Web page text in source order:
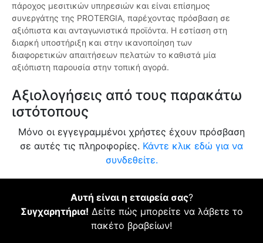
πάροχος μεσιτικών υπηρεσιών και είναι επίσημος
συνεργάτης της PROTERGIA, παρέχοντας πρόσβαση σε
αξιόπιστα και ανταγωνιστικά προϊόντα. Η εστίαση στη
διαρκή υποστήριξη και στην ικανοποίηση των
διαφορετικών απαιτήσεων πελατών το καθιστά μία
αξιόπιστη παρουσία στην τοπική αγορά.
Αξιολογήσεις από τους παρακάτω
ιστότοπους
Μόνο οι εγγεγραμμένοι χρήστες έχουν πρόσβαση
σε αυτές τις πληροφορίες. Κάντε κλικ εδώ για να
συνδεθείτε.
Αυτή είναι η εταιρεία σας?
Συγχαρητήρια! Δείτε πώς μπορείτε να λάβετε το
πακέτο βραβείων!